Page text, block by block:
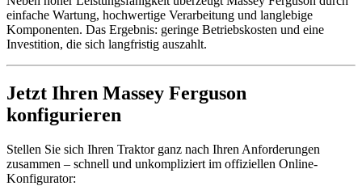
einfache Wartung, hochwertige Verarbeitung und langlebige
Komponenten. Das Ergebnis: geringe Betriebskosten und eine
Investition, die sich langfristig auszahlt.
Jetzt Ihren Massey Ferguson
konfigurieren
Stellen Sie sich Ihren Traktor ganz nach Ihren Anforderungen
zusammen – schnell und unkompliziert im offiziellen Online-
Konfigurator: